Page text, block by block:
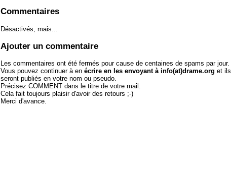
Commentaires
Désactivés, mais...
Ajouter un commentaire
Les commentaires ont été fermés pour cause de centaines de spams par jour.
Vous pouvez continuer à en écrire en les envoyant à info(at)drame.org et ils
seront publiés en votre nom ou pseudo.
Précisez COMMENT dans le titre de votre mail.
Cela fait toujours plaisir d'avoir des retours ;-)
Merci d'avance.